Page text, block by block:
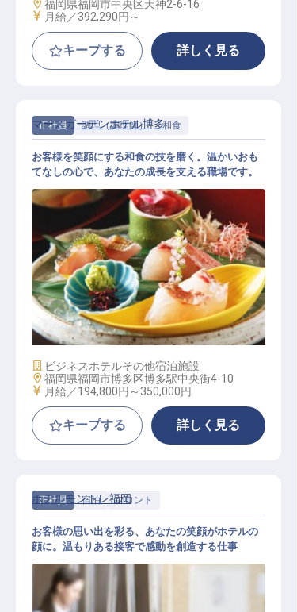
福岡県福岡市中央区天神2-6-16
給与
月給／392,290円～
キープする 詳しく見る
正社員 調理（調理師） 和食
和食調理
マースガーデンホテル博多
お客様を笑顔にする和食の技を磨く。温かいおも
てなしの心で、あなたの成長を支える職場です。
施設業態
ビジネスホテルその他宿泊施設
勤務地
福岡県福岡市博多区博多駅中央街4-10
給与
月給／194,800円～ 350,000円
キープする 詳しく見る
正社員 宿泊 フロント
ホテルモントレ福岡
お客様の思い出を彩る、あなたの笑顔がホテルの
顔に。温もりある接客で感動を創造する仕事